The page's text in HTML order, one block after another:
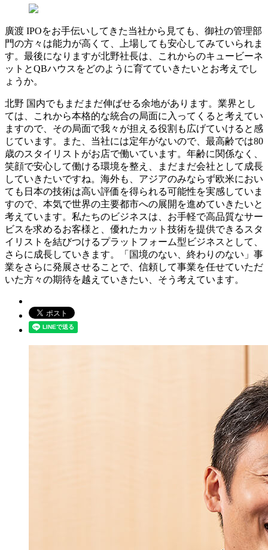
廣渡 IPOをお手伝いしてきた当社から見ても、御社の管理部
門の方々は能力が高くて、上場しても安心してみていられま
す。最後になりますが北野社長は、これからのキュービーネ
ットとQBハウスをどのように育てていきたいとお考えでし
ょうか。
北野 国内でもまだまだ伸ばせる余地があります。業界とし
ては、これから本格的な統合の局面に入ってくると考えてい
ますので、その局面で我々が担える役割も広げていけると感
じています。また、当社には定年がないので、最高齢では80
歳のスタイリストがお店で働いています。年齢に関係なく、
笑顔で安心して働ける環境を整え、まだまだ会社として成長
していきたいですね。海外も、アジアのみならず欧米におい
ても日本の技術は高い評価を得られる可能性を実感していま
すので、本気で世界の主要都市への展開を進めていきたいと
考えています。私たちのビジネスは、お手軽で高品質なサー
ビスを求めるお客様と、優れたカット技術を提供できるスタ
イリストを結びつけるプラットフォーム型ビジネスとして、
さらに成長していきます。「国境のない、終わりのない」事
業をさらに発展させることで、信頼して事業を任せていただ
いた方々の期待を越えていきたい、そう考えています。